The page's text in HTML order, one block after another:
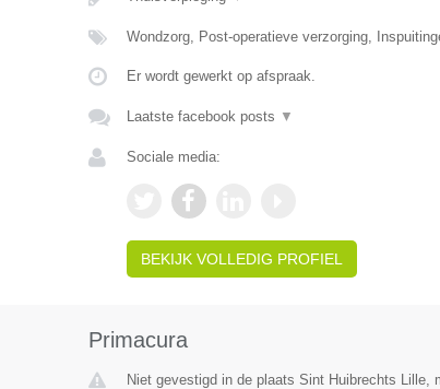
Wondzorg, Post-operatieve verzorging,
Er wordt gewerkt op afspraak.
Laatste facebook posts ▼
Sociale media:
BEKIJK VOLLEDIG PROFIEL
Primacura
Niet gevestigd in de plaats Sint Huibrechts Lille,